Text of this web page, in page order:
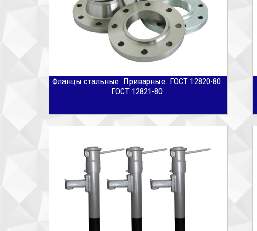
Фланцы стальные. Приварные. ГОСТ 12820-80.
ГОСТ 12821-80.